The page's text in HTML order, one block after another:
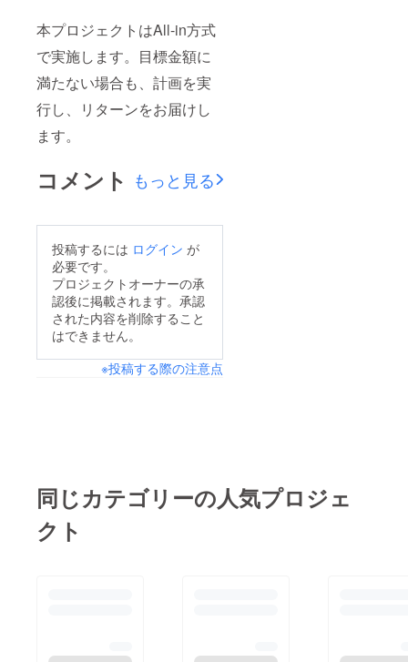
本プロジェクトはAll-in方式
で実施します。目標金額に
満たない場合も、計画を実
行し、リターンをお届けし
ます。
コメント もっと見る
投稿するには ログイン が
必要です。
プロジェクトオーナーの承
認後に掲載されます。承認
された内容を削除すること
はできません。
※投稿する際の注意点
同じカテゴリーの人気プロジェ
クト